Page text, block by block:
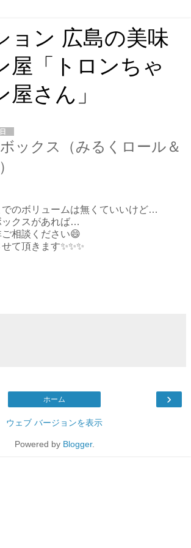
ョン 広島の美味
屋「トロンちゃ
屋さん」
ックス（みるくロール＆
のボリュームは無くていいけど…
ックスがあれば…
相談ください😄
て頂きます✨✨✨
›
ホーム
ウェブ バージョンを表示
Powered by Blogger.